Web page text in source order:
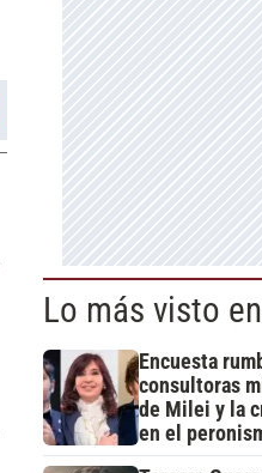
Lo más visto
Encuesta
consultoras
de Milei y la
en el